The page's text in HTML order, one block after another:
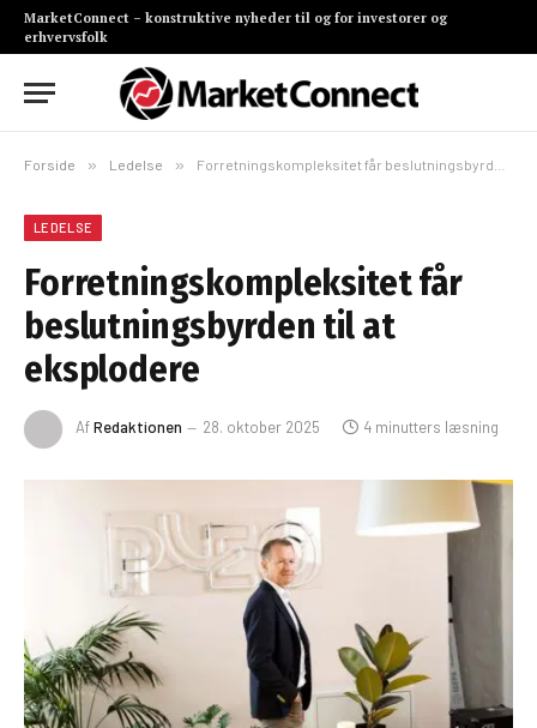
MarketConnect – konstruktive nyheder til og for investorer og
erhvervsfolk
Forside » Ledelse » Forretningskompleksitet får beslutningsbyrden til at eksplodere
LEDELSE
Forretningskompleksitet får
beslutningsbyrden til at
eksplodere
AfRedaktionen 28. oktober 2025 4 minutters læsning